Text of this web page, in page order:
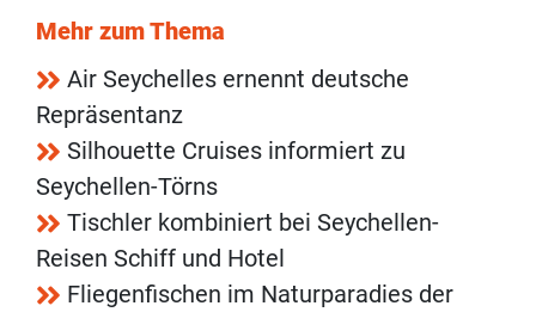
Mehr zum Thema
Air Seychelles ernennt deutsche
Repräsentanz
Silhouette Cruises informiert zu
Seychellen-Törns
Tischler kombiniert bei Seychellen-
Reisen Schiff und Hotel
Fliegenfischen im Naturparadies der